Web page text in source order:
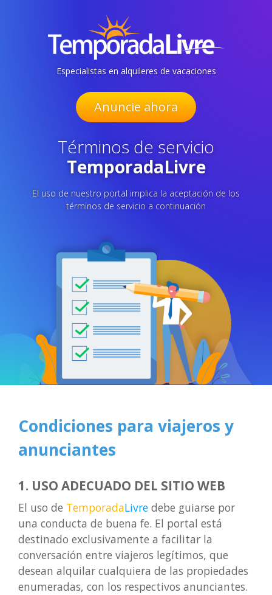
Especialistas en alquileres de vacaciones
Anuncie ahora
Términos de servicio
TemporadaLivre
El uso de nuestro portal implica la aceptación de los
términos de servicio a continuación
Condiciones para viajeros y
anunciantes
1. USO ADECUADO DEL SITIO WEB
El uso de TemporadaLivre debe guiarse por
una conducta de buena fe. El portal está
destinado exclusivamente a facilitar la
conversación entre viajeros legítimos, que
desean alquilar cualquiera de las propiedades
enumeradas, con los respectivos anunciantes.